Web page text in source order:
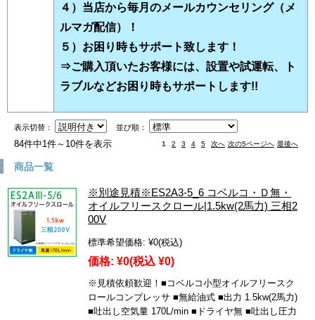
４）当店から毎月のメールカウンセリング（メ
ルマガ配信）！
５）お困り時もサポート致します！
⇒ご購入頂いたお客様には、設置や試運転、ト
ラブルなどお困り時もサポートします!!
表示切替： 並び順：
84件中1件～10件を表示 1 2 3 4 5 次へ 次の5ページへ 最後へ
商品一覧
※別途見積※ES2A3-5_6 コベルコ・Ｄ無・
オイルフリースクロール|1.5kw(2馬力) 三相2
00V
標準希望価格: ¥0(税込)
価格: ¥0(税込 ¥0)
※見積依頼歓迎！■コベルコ小型オイルフリースク
ロールコンプレッサ ■無給油式 ■出力 1.5kw(2馬力)
■吐出し空気量 170L/min ■ドライヤ無 ■吐出し圧力